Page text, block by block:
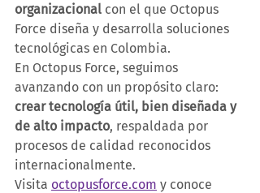
organizacional con el que Octopus
Force diseña y desarrolla soluciones
tecnológicas en Colombia.
En Octopus Force, seguimos
avanzando con un propósito claro:
crear tecnología útil, bien diseñada y
de alto impacto, respaldada por
procesos de calidad reconocidos
internacionalmente.
Visita octopusforce.com y conoce